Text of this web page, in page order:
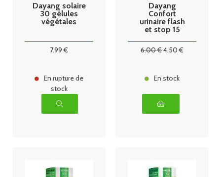
Dayang solaire
30 gélules
végétales
7.99 €
En rupture de
stock
Dayang
Confort
urinaire flash
et stop 15
6.00€4.50 €
En stock